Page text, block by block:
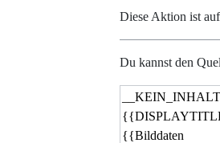
Diese Aktion ist
Du kannst den